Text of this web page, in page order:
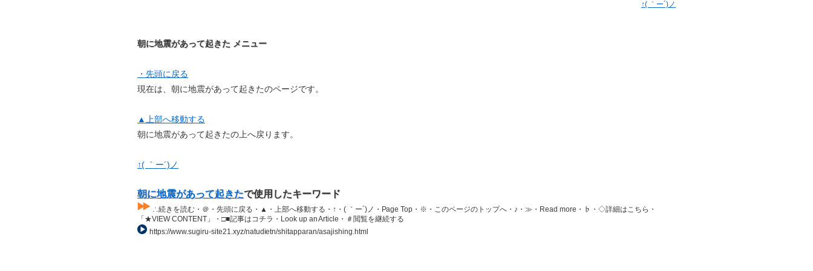
↑( ｀ー´)ノ
朝に地震があって起きた メニュー
・先頭に戻る
現在は、朝に地震があって起きたのページです。
▲上部へ移動する
朝に地震があって起きたの上へ戻ります。
↑( ｀ー´)ノ
朝に地震があって起きたで使用したキーワード
∴続きを読む・＠・先頭に戻る・▲・上部へ移動する・↑・( ｀ー´)ノ・Page Top・※・このページのトップへ・♪・≫・Read more・♭・◇詳細はこちら・
「★VIEW CONTENT」・□■記事はコチラ・Look up an Article・＃閲覧を継続する
https://www.sugiru-site21.xyz/natudietn/shitapparan/asajishing.html